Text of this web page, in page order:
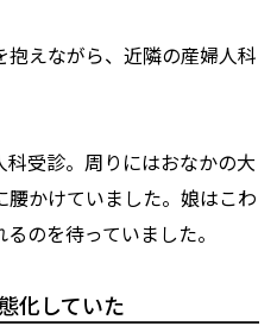
えながら、近隣の産婦人科
受診。周りにはおなかの大
かけていました。娘はこわ
のを待っていました。
化していた